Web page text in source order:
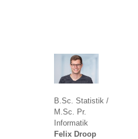
B.Sc. Statistik /
M.Sc. Pr.
Informatik
Felix Droop